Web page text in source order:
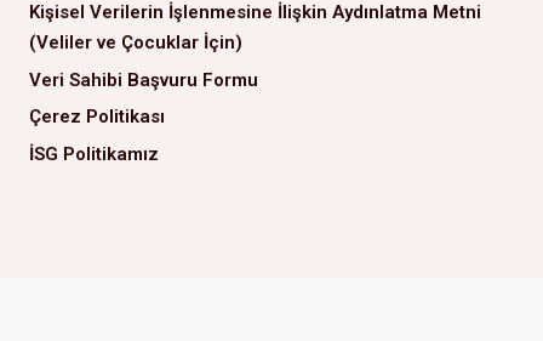
Kişisel Verilerin İşlenmesine İlişkin Aydınlatma Metni
(Veliler ve Çocuklar İçin)
Veri Sahibi Başvuru Formu
Çerez Politikası
İSG Politikamız